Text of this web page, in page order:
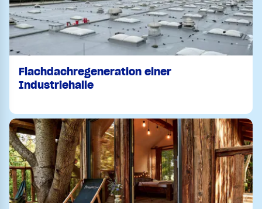
Flachdachregeneration einer
Industriehalle